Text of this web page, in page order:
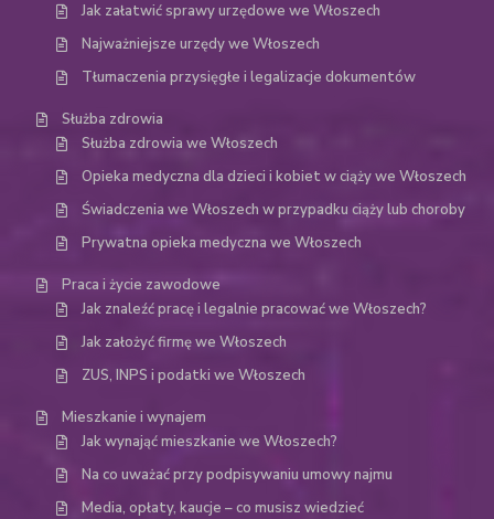
Jak załatwić sprawy urzędowe we Włoszech
Najważniejsze urzędy we Włoszech
Tłumaczenia przysięgłe i legalizacje dokumentów
Służba zdrowia
Służba zdrowia we Włoszech
Opieka medyczna dla dzieci i kobiet w ciąży we Włoszech
Świadczenia we Włoszech w przypadku ciąży lub choroby
Prywatna opieka medyczna we Włoszech
Praca i życie zawodowe
Jak znaleźć pracę i legalnie pracować we Włoszech?
Jak założyć firmę we Włoszech
ZUS, INPS i podatki we Włoszech
Mieszkanie i wynajem
Jak wynająć mieszkanie we Włoszech?
Na co uważać przy podpisywaniu umowy najmu
Media, opłaty, kaucje – co musisz wiedzieć